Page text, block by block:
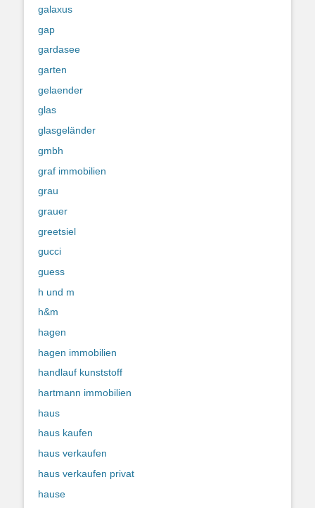
galaxus
gap
gardasee
garten
gelaender
glas
glasgeländer
gmbh
graf immobilien
grau
grauer
greetsiel
gucci
guess
h und m
h&m
hagen
hagen immobilien
handlauf kunststoff
hartmann immobilien
haus
haus kaufen
haus verkaufen
haus verkaufen privat
hause